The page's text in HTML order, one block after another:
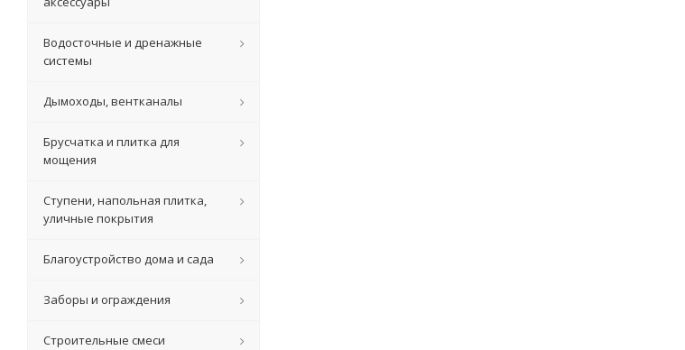
Водосточные и дренажные
системы
Дымоходы, вентканалы
Брусчатка и плитка для
мощения
Ступени, напольная плитка,
уличные покрытия
Благоустройство дома и сада
Заборы и ограждения
Строительные смеси